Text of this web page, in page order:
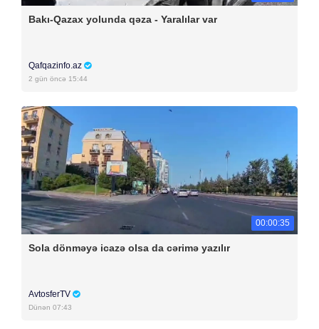
Bakı-Qazax yolunda qəza - Yaralılar var
Qafqazinfo.az
2 gün öncə 15:44
00:00:35
Sola dönməyə icazə olsa da cərimə yazılır
AvtosferTV
Dünən 07:43